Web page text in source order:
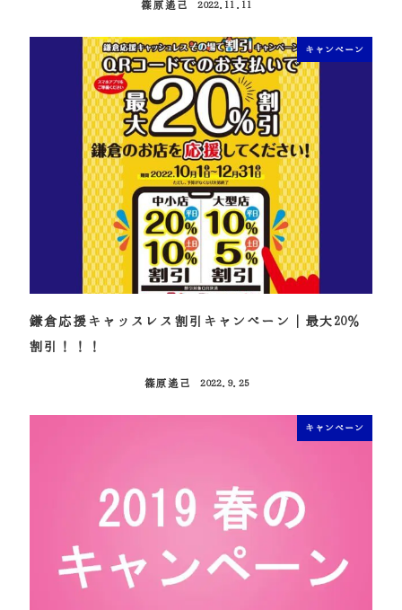
篠原遙己
2022.11.11
キャンペーン
鎌倉応援キャッスレス割引キャンペーン｜最大20％
割引！！！
篠原遙己
2022.9.25
キャンペーン